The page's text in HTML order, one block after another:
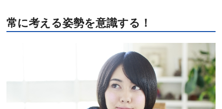
常に考える姿勢を意識する！